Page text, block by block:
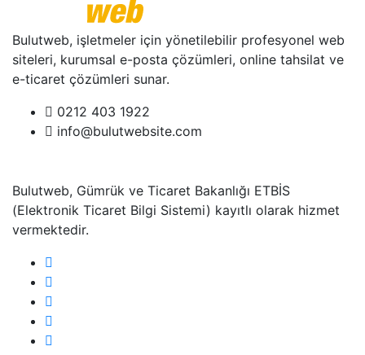
Bulutweb, işletmeler için yönetilebilir profesyonel web
siteleri, kurumsal e-posta çözümleri, online tahsilat ve
e-ticaret çözümleri sunar.
0212 403 1922
info@bulutwebsite.com
Bulutweb, Gümrük ve Ticaret Bakanlığı ETBİS
(Elektronik Ticaret Bilgi Sistemi) kayıtlı olarak hizmet
vermektedir.